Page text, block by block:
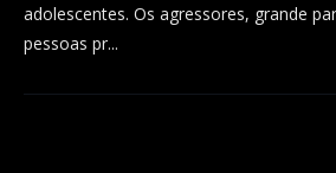
adolescentes. Os agressores, grande
pessoas pr...